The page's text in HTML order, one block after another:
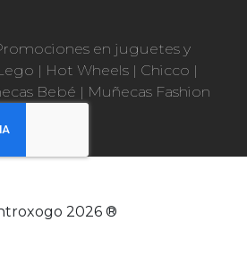
en juguetes y
| Hot Wheels | Chicco |
Bebé | Muñecas Fashion
2026 ®